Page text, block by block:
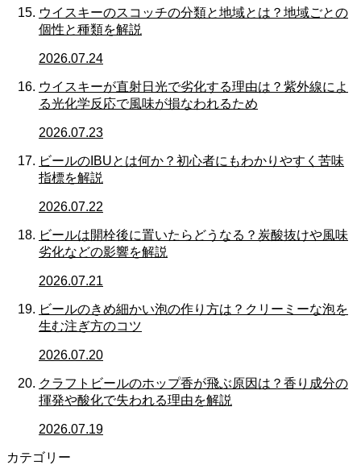
ウイスキーのスコッチの分類と地域とは？地域ごとの
個性と種類を解説
2026.07.24
ウイスキーが直射日光で劣化する理由は？紫外線によ
る光化学反応で風味が損なわれるため
2026.07.23
ビールのIBUとは何か？初心者にもわかりやすく苦味
指標を解説
2026.07.22
ビールは開栓後に置いたらどうなる？炭酸抜けや風味
劣化などの影響を解説
2026.07.21
ビールのきめ細かい泡の作り方は？クリーミーな泡を
生む注ぎ方のコツ
2026.07.20
クラフトビールのホップ香が飛ぶ原因は？香り成分の
揮発や酸化で失われる理由を解説
2026.07.19
カテゴリー